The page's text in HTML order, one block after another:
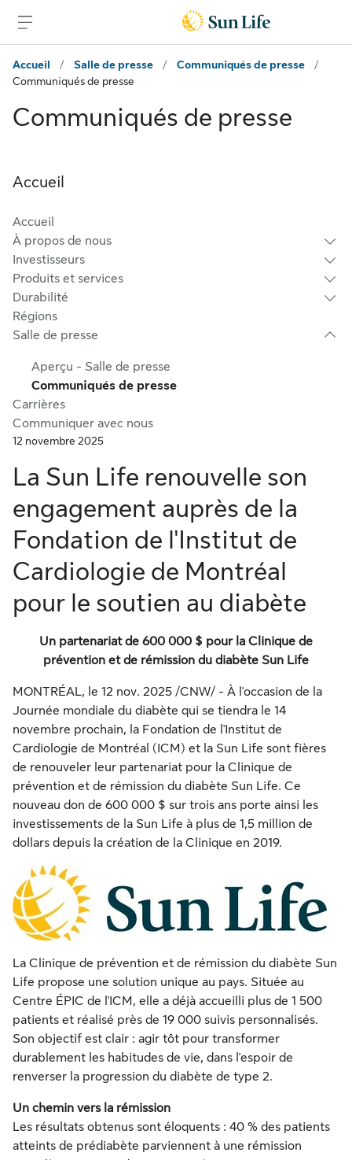
Accueil
/ Salle de presse / Communiqués de presse
/
Communiqués de presse
Communiqués de presse
Accueil
Accueil
À propos de nous
Investisseurs
Produits et services
Durabilité
Régions
Salle de presse
Aperçu - Salle de presse
Communiqués de presse
Carrières
Communiquer avec nous
12 novembre 2025
La Sun Life renouvelle son
engagement auprès de la
Fondation de l'Institut de
Cardiologie de Montréal
pour le soutien au diabète
Un partenariat de 600 000 $ pour la Clinique de
prévention et de rémission du diabète Sun Life
MONTRÉAL, le 12 nov. 2025 /CNW/ - À l'occasion de la
Journée mondiale du diabète qui se tiendra le 14
novembre prochain, la Fondation de l'Institut de
Cardiologie de Montréal (ICM) et la Sun Life sont fières
de renouveler leur partenariat pour la Clinique de
prévention et de rémission du diabète Sun Life. Ce
nouveau don de 600 000 $ sur trois ans porte ainsi les
investissements de la Sun Life à plus de 1,5 million de
dollars depuis la création de la Clinique en 2019.
La Clinique de prévention et de rémission du diabète Sun
Life propose une solution unique au pays. Située au
Centre ÉPIC de l'ICM, elle a déjà accueilli plus de 1 500
patients et réalisé près de 19 000 suivis personnalisés.
Son objectif est clair : agir tôt pour transformer
durablement les habitudes de vie, dans l'espoir de
renverser la progression du diabète de type 2.
Un chemin vers la rémission
Les résultats obtenus sont éloquents : 40 % des patients
atteints de prédiabète parviennent à une rémission